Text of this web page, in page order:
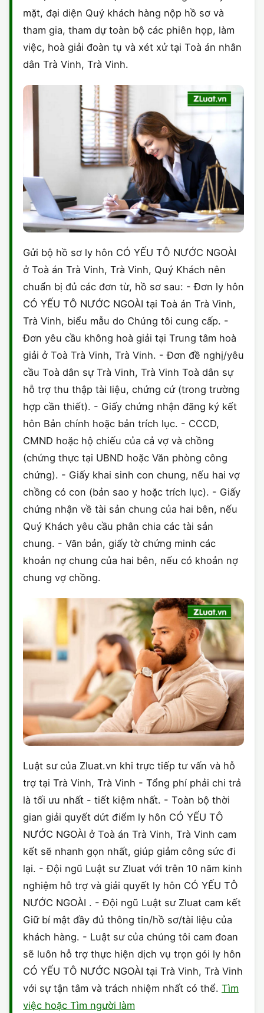
mặt, đại diện Quý khách hàng nộp hồ sơ và
tham gia, tham dự toàn bộ các phiên họp, làm
việc, hoà giải đoàn tụ và xét xử tại Toà án nhân
dân Trà Vinh, Trà Vinh.
Gửi bộ hồ sơ ly hôn CÓ YẾU TÔ NƯỚC NGOÀI
ở Toà án Trà Vinh, Trà Vinh, Quý Khách nên
chuẩn bị đủ các đơn từ, hồ sơ sau: - Đơn ly hôn
CÓ YẾU TÔ NƯỚC NGOÀI tại Toà án Trà Vinh,
Trà Vinh, biểu mẫu do Chúng tôi cung cấp. -
Đơn yêu cầu không hoà giải tại Trung tâm hoà
giải ở Toà Trà Vinh, Trà Vinh. - Đơn đề nghị/yêu
cầu Toà dân sự Trà Vinh, Trà Vinh Toà dân sự
hỗ trợ thu thập tài liệu, chứng cứ (trong trường
hợp cần thiết). - Giấy chứng nhận đăng ký kết
hôn Bản chính hoặc bản trích lục. - CCCD,
CMND hoặc hộ chiếu của cả vợ và chồng
(chứng thực tại UBND hoặc Văn phòng công
chứng). - Giấy khai sinh con chung, nếu hai vợ
chồng có con (bản sao y hoặc trích lục). - Giấy
chứng nhận về tài sản chung của hai bên, nếu
Quý Khách yêu cầu phân chia các tài sản
chung. - Văn bản, giấy tờ chứng minh các
khoản nợ chung của hai bên, nếu có khoản nợ
chung vợ chồng.
Luật sư của Zluat.vn khi trực tiếp tư vấn và hỗ
trợ tại Trà Vinh, Trà Vinh - Tổng phí phải chi trả
là tối ưu nhất - tiết kiệm nhất. - Toàn bộ thời
gian giải quyết dứt điểm ly hôn CÓ YẾU TÔ
NƯỚC NGOÀI ở Toà án Trà Vinh, Trà Vinh cam
kết sẽ nhanh gọn nhất, giúp giảm công sức đi
lại. - Đội ngũ Luật sư Zluat với trên 10 năm kinh
nghiệm hỗ trợ và giải quyết ly hôn CÓ YẾU TÔ
NƯỚC NGOÀI . - Đội ngũ Luật sư Zluat cam kết
Giữ bí mật đầy đủ thông tin/hồ sơ/tài liệu của
khách hàng. - Luật sư của chúng tôi cam đoan
sẽ luôn hỗ trợ thực hiện dịch vụ trọn gói ly hôn
CÓ YẾU TÔ NƯỚC NGOÀI tại Trà Vinh, Trà Vinh
với sự tận tâm và trách nhiệm nhất có thể. Tìm
việc hoặc Tìm người làm